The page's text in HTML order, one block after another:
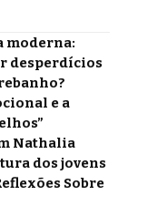
moderna:
desperdícios
e a
Nathalia
dos jovens
Sobre